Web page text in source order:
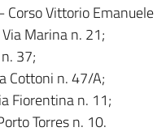
Corso Vittorio
Marina n. 21;
37;
Cottoni n. 47/A;
Fiorentina n. 11;
Torres n. 10.